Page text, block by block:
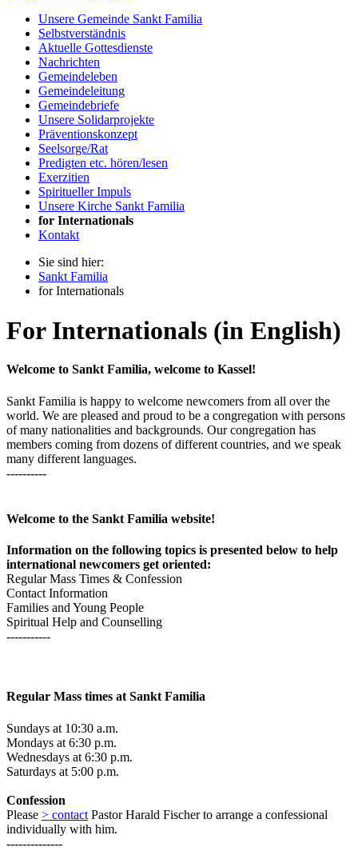
Unsere Gemeinde Sankt Familia
Selbstverständnis
Aktuelle Gottesdienste
Nachrichten
Gemeindeleben
Gemeindeleitung
Gemeindebriefe
Unsere Solidarprojekte
Präventionskonzept
Seelsorge/Rat
Predigten etc. hören/lesen
Exerzitien
Spiritueller Impuls
Unsere Kirche Sankt Familia
for Internationals
Kontakt
Sie sind hier:
Sankt Familia
for Internationals
For Internationals (in English)
Welcome to Sankt Familia, welcome to Kassel!
Sankt Familia is happy to welcome newcomers from all over the
world. We are pleased and proud to be a congregation with persons
of many nationalities and backgrounds. Our congregation has
members coming from dozens of different countries, and we speak
many different languages.
----------
Welcome to the Sankt Familia website!
Information on the following topics is presented below to help
international newcomers get oriented:
Regular Mass Times & Confession
Contact Information
Families and Young People
Spiritual Help and Counselling
-----------
Regular Mass times at Sankt Familia
Sundays at 10:30 a.m.
Mondays at 6:30 p.m.
Wednesdays at 6:30 p.m.
Saturdays at 5:00 p.m.
Confession
Please > contact Pastor Harald Fischer to arrange a confessional
individually with him.
--------------